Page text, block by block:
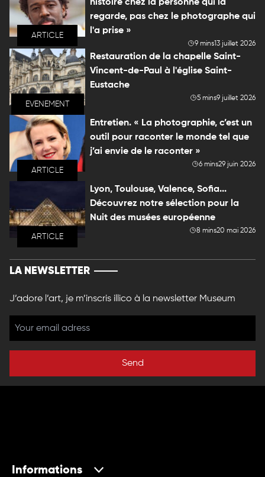
ARTICLE
histoire chez la personne qui la
regarde, pas chez le photographe qui
l'a prise »
9 mins13 juillet 2026
EVENEMENT
Restauration de la chapelle Saint-
Vincent-de-Paul à l'église Saint-
Eustache
5 mins9 juillet 2026
ARTICLE
Entretien. « La photographie, c’est un
outil pour raconter le monde tel que
j’ai envie de le raconter »
6 mins29 juin 2026
ARTICLE
Lyon, Toulouse, Valence, Sofia...
Découvrez notre sélection pour la
Nuit des musées européenne
8 mins20 mai 2026
LA NEWSLETTER
J’adore l’art, je m’inscris illico à la newsletter Museum
Send
Informations